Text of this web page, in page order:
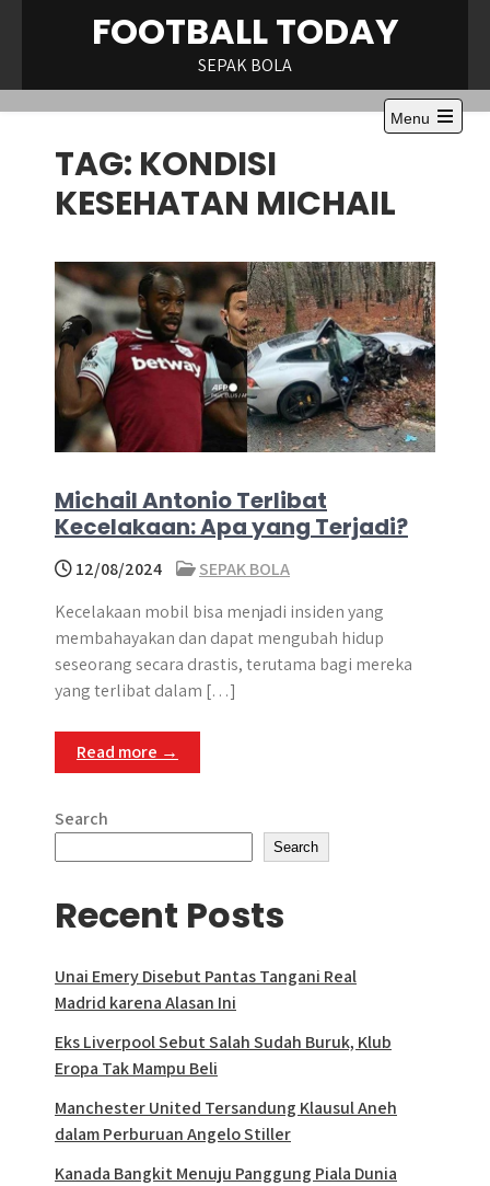
FOOTBALL TODAY
SEPAK BOLA
Menu
Open
TAG: KONDISI
KESEHATAN MICHAIL
Michail Antonio Terlibat
Kecelakaan: Apa yang Terjadi?
12/08/2024
SEPAK BOLA
Kecelakaan mobil bisa menjadi insiden yang
membahayakan dan dapat mengubah hidup
seseorang secara drastis, terutama bagi mereka
yang terlibat dalam […]
Read more →
Search
Search
Recent Posts
Unai Emery Disebut Pantas Tangani Real
Madrid karena Alasan Ini
Eks Liverpool Sebut Salah Sudah Buruk, Klub
Eropa Tak Mampu Beli
Manchester United Tersandung Klausul Aneh
dalam Perburuan Angelo Stiller
Kanada Bangkit Menuju Panggung Piala Dunia